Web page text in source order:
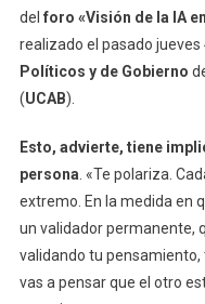
del foro «Visión de la IA
realizado el pasado jueves
Políticos y de Gobierno
(UCAB).
Esto, advierte, tiene
persona . «Te polariza.
extremo. En la medida en
un validador permanente,
validando tu pensamiento,
vas a pensar que el otro